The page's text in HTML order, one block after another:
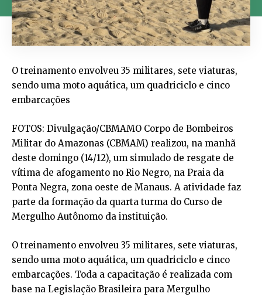
O treinamento envolveu 35 militares, sete viaturas,
sendo uma moto aquática, um quadriciclo e cinco
embarcações
FOTOS: Divulgação/CBMAMO Corpo de Bombeiros
Militar do Amazonas (CBMAM) realizou, na manhã
deste domingo (14/12), um simulado de resgate de
vítima de afogamento no Rio Negro, na Praia da
Ponta Negra, zona oeste de Manaus. A atividade faz
parte da formação da quarta turma do Curso de
Mergulho Autônomo da instituição.
O treinamento envolveu 35 militares, sete viaturas,
sendo uma moto aquática, um quadriciclo e cinco
embarcações. Toda a capacitação é realizada com
base na Legislação Brasileira para Mergulho